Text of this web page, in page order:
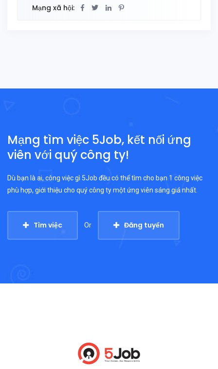
Mạng xã hội:
Mạng tìm việc 5Job, kết nối ứng
viên với quý công ty!
Dù bạn là ai, công việc gì 5Job đều có thể tìm cho bạn 1 công việc
phù hợp, giới thiệu cho quý công ty một ứng viên sáng giá nhất.
Tìm việc Or Đăng tuyển